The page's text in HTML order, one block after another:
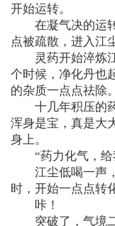
开始运转。
在凝气决的运转
点被疏散，进入江
灵药开始淬炼江
个时候，净化丹也
的杂质一点点祛除。
十几年积压的药
浑身是宝，真是大
身上。
“药力化气，给
江尘低喝一声，
时，开始一点点转
咔！
突破了，气境二